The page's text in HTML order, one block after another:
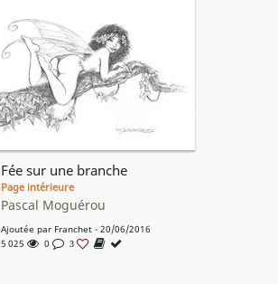
Fée sur une branche
Page intérieure
Pascal Moguérou
Ajoutée par Franchet - 20/06/2016
5 025
0 3